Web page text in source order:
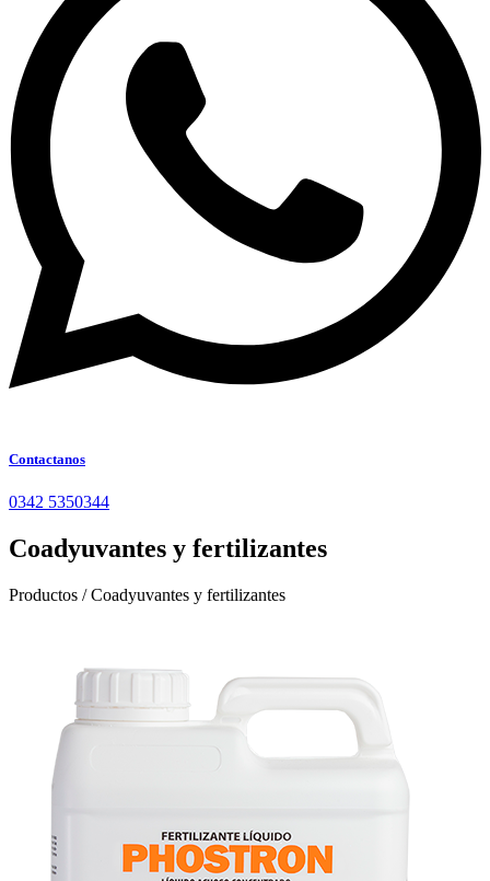
Contactanos
0342 5350344
Coadyuvantes y fertilizantes
Productos / Coadyuvantes y fertilizantes